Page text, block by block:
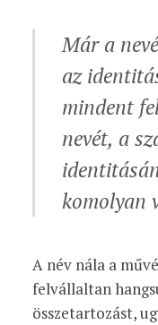
Már a
az
mindent
nevét, a
komolyan
A név nála a
felvállaltan
összetartozást,